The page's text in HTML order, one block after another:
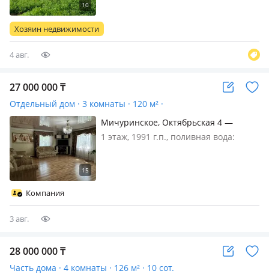
большой огород, спокойное место,
удобное место для проживан…
Хозяин недвижимости
4 авг.
27 000 000₸
Отдельный дом · 3 комнаты · 120 м² ·
Мичуринское, Октябрьская 4 —
Казахстанская уг Октябрьская
1 этаж, 1991 г.п., поливная вода:
недалеко от школы, рядом остан…
Компания
3 авг.
28 000 000₸
Часть дома · 4 комнаты · 126 м² · 10 сот.